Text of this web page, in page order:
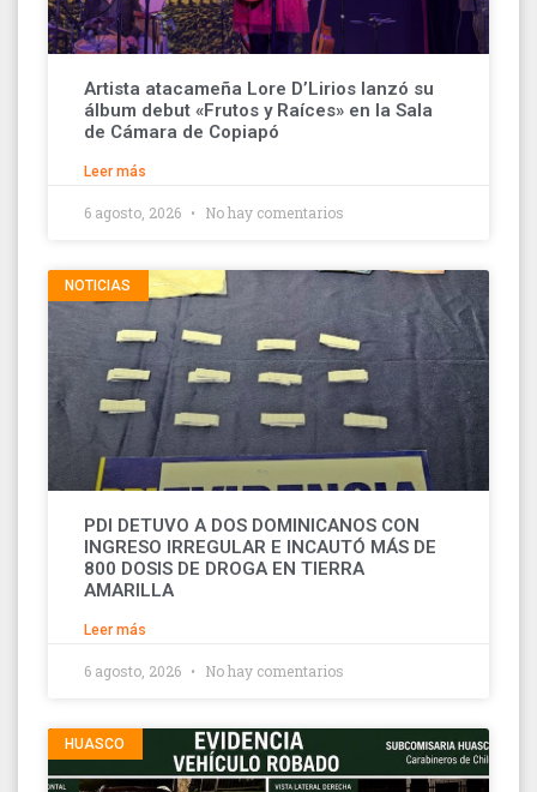
Artista atacameña Lore D’Lirios lanzó su
álbum debut «Frutos y Raíces» en la Sala
de Cámara de Copiapó
Leer más
6 agosto, 2026 No hay comentarios
NOTICIAS
PDI DETUVO A DOS DOMINICANOS CON
INGRESO IRREGULAR E INCAUTÓ MÁS DE
800 DOSIS DE DROGA EN TIERRA
AMARILLA
Leer más
6 agosto, 2026 No hay comentarios
HUASCO